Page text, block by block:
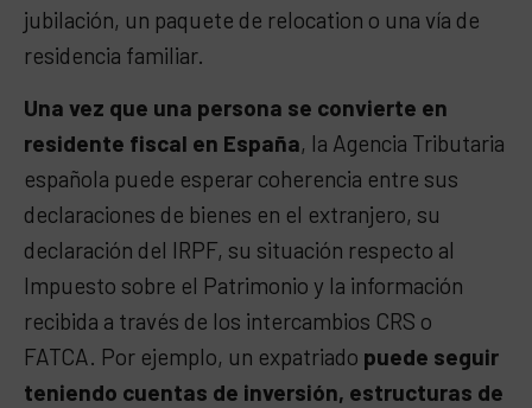
jubilación, un paquete de relocation o una vía de
residencia familiar.
Una vez que una persona se convierte en
residente fiscal en España, la Agencia Tributaria
española puede esperar coherencia entre sus
declaraciones de bienes en el extranjero, su
declaración del IRPF, su situación respecto al
Impuesto sobre el Patrimonio y la información
recibida a través de los intercambios CRS o
FATCA. Por ejemplo, un expatriado puede seguir
teniendo cuentas de inversión, estructuras de